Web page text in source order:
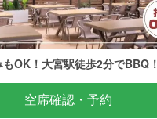
OK！大宮駅徒歩2分でBBQ！
空席確認・予約